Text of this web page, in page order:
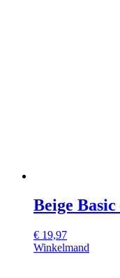
Beige
€ 19,97
Winkelmand